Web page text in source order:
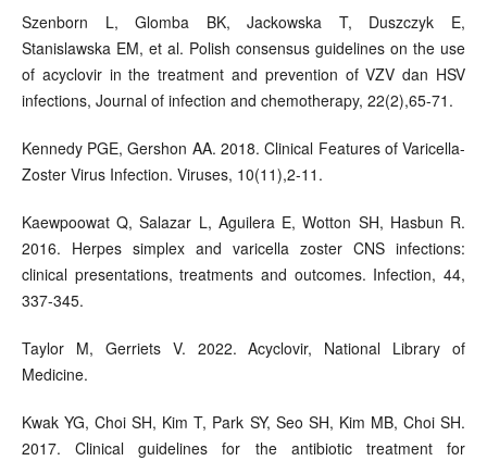
Szenborn L, Glomba BK, Jackowska T, Duszczyk E,
Stanislawska EM, et al. Polish consensus guidelines on the use
of acyclovir in the treatment and prevention of VZV dan HSV
infections, Journal of infection and chemotherapy, 22(2),65-71.
Kennedy PGE, Gershon AA. 2018. Clinical Features of Varicella-
Zoster Virus Infection. Viruses, 10(11),2-11.
Kaewpoowat Q, Salazar L, Aguilera E, Wotton SH, Hasbun R.
2016. Herpes simplex and varicella zoster CNS infections:
clinical presentations, treatments and outcomes. Infection, 44,
337-345.
Taylor M, Gerriets V. 2022. Acyclovir, National Library of
Medicine.
Kwak YG, Choi SH, Kim T, Park SY, Seo SH, Kim MB, Choi SH.
2017. Clinical guidelines for the antibiotic treatment for